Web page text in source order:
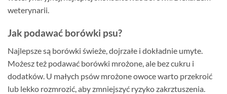
weterynarii.
Jak podawać borówki psu?
Najlepsze są borówki świeże, dojrzałe i dokładnie umyte.
Możesz też podawać borówki mrożone, ale bez cukru i
dodatków. U małych psów mrożone owoce warto przekroić
lub lekko rozmrozić, aby zmniejszyć ryzyko zakrztuszenia.